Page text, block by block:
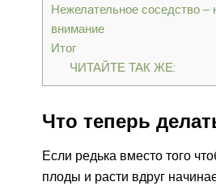
Нежелательное соседство –
внимание
Итог
ЧИТАЙТЕ ТАК ЖЕ:
Что теперь
Если редька вместо того
плоды и расти вдруг